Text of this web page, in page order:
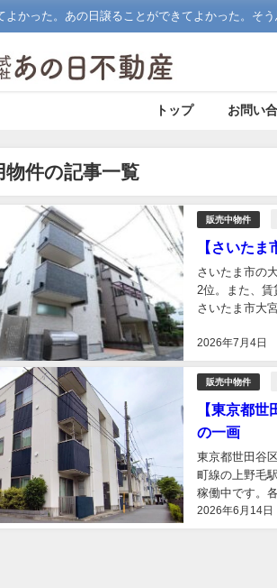
よかった。あの日譲ることができてよかった。そ
トップ お問い
物件の記事一覧
販売中物件
【さいた
2026年7月4日
さいたま市の
2位。また、
さいたま市大
販売中物件
【東京都
の一画
2026年6月14日
東京都世田谷
町線の上野毛
稼働中です。
ニースペース